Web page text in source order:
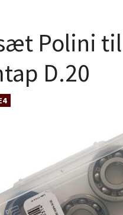
Polini til
D.20